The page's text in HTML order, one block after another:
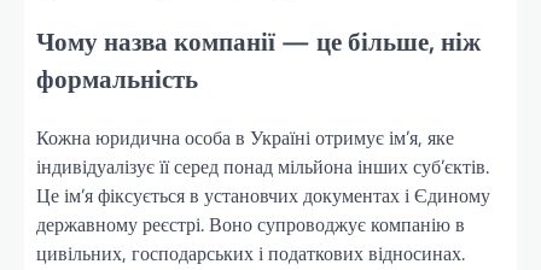
Чому назва компанії — це більше, ніж
формальність
Кожна юридична особа в Україні отримує ім’я, яке
індивідуалізує її серед понад мільйона інших суб’єктів.
Це ім’я фіксується в установчих документах і Єдиному
державному реєстрі. Воно супроводжує компанію в
цивільних, господарських і податкових відносинах.